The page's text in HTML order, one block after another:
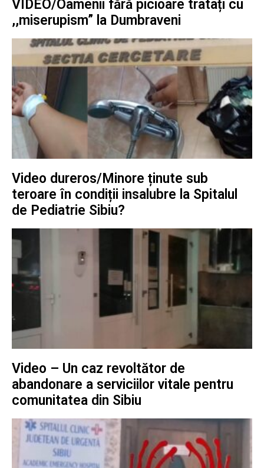
VIDEO/Oamenii fără picioare tratați cu
,,miserupism” la Dumbraveni
Video dureros/Minore ținute sub
teroare în condiții insalubre la Spitalul
de Pediatrie Sibiu?
Video – Un caz revoltător de
abandonare a serviciilor vitale pentru
comunitatea din Sibiu